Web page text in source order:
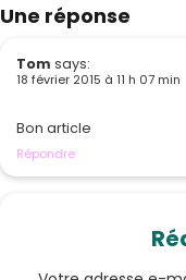
Une réponse
Tom says:
18 février 2015 à 11 h 07 min
Bon article
Répondre